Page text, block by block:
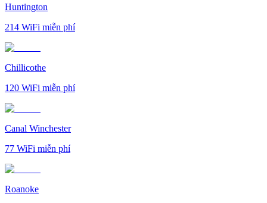
Huntington
214 WiFi miễn phí
Chillicothe
120 WiFi miễn phí
Canal Winchester
77 WiFi miễn phí
Roanoke